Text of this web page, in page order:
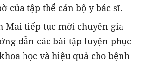
của tập thể cán bộ y bác sĩ.
Mai tiếp tục mời chuyên gia
dẫn các bài tập luyện phục
học và hiệu quả cho bệnh